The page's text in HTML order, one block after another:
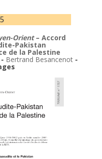
Orient– Accord
Pakistan
de la Palestine
- Bertrand Besancenot-